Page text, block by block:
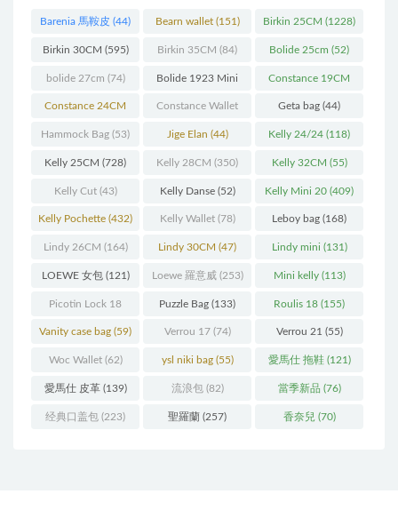
Barenia 馬鞍皮 (44) Bearn wallet(151) Birkin 25CM (1228)
Birkin 30CM (595) Birkin 35CM (84) Bolide 25cm (52)
bolide 27cm (74) Bolide 1923 Mini
(93)
Constance 19CM
(571)
Constance 24CM
(216)
Constance Wallet
(60)
Geta bag (44)
Hammock Bag (53) Jige Elan (44) Kelly 24/24 (118)
Kelly 25CM (728) Kelly 28CM (350) Kelly 32CM (55)
Kelly Cut(43) Kelly Danse(52) Kelly Mini 20 (409)
Kelly Pochette (432) Kelly Wallet(78) Leboy bag (168)
Lindy 26CM (164) Lindy 30CM (47) Lindy mini (131)
LOEWE 女包(121) Loewe 羅意威(253) Mini kelly(113)
Picotin Lock 18
(202)
Puzzle Bag (133) Roulis 18 (155)
Vanity case bag (59) Verrou 17(74) Verrou 21 (55)
Woc Wallet(62) ysl niki bag(55) 愛馬仕 拖鞋(121)
愛馬仕 皮革(139) 流浪包(82) 當季新品 (76)
经典口盖包 (223) 聖羅蘭 (257) 香奈兒 (70)